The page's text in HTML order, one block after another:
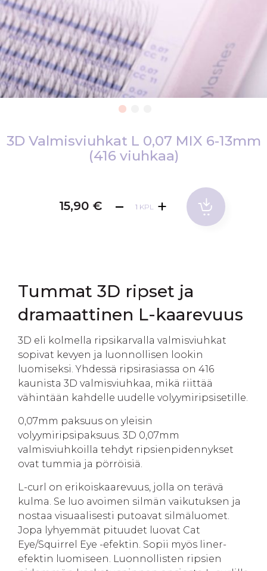
to3D Valmisviuhkat L 0,07 MIX 6-13mm
(416 viuhkaa)
15,90 € KPL
Tummat 3D ripset ja
dramaattinen L-kaarevuus
3D eli kolmella ripsikarvalla valmisviuhkat
sopivat kevyen ja luonnollisen lookin
luomiseksi. Yhdessä ripsirasiassa on 416
kaunista 3D valmisviuhkaa, mikä riittää
vähintään kahdelle uudelle volyymiripsisetille.
0,07mm paksuus on yleisin
volyymiripsipaksuus. 3D 0,07mm
valmisviuhkoilla tehdyt ripsienpidennykset
ovat tummia ja pörröisiä.
L-curl on erikoiskaarevuus, jolla on terävä
kulma. Se luo avoimen silmän vaikutuksen ja
nostaa visuaalisesti putoavat silmäluomet.
Jopa lyhyemmät pituudet luovat Cat
Eye/Squirrel Eye -efektin. Sopii myös liner-
efektin luomiseen. Luonnollisten ripsien